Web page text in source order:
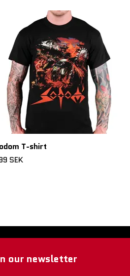
T-shirt
SEK
our newsletter